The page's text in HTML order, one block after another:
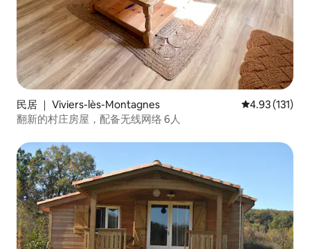
民居 ｜ Viviers-lès-Montagnes 平均评分 4.93
4.93 (131)
翻新的村庄房屋，配备无线网络 6人